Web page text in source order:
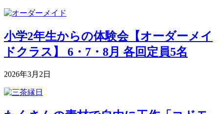
小学2年生からの体験会【オーダーメイ
ドクラス】 6・7・8月 各回定員5名
2026年3月2日